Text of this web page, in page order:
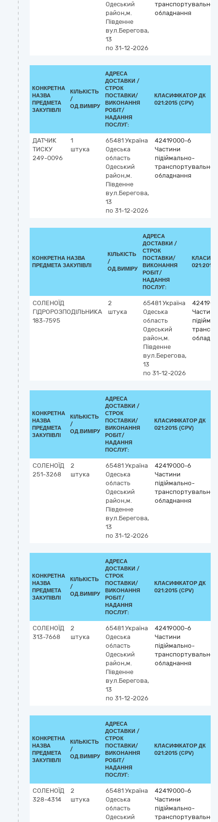
Одеський
район,м.
Південне
вул.Берегова,
13
по 31-12-2026
обладнання
КОНКРЕТНА
НАЗВА
ПРЕДМЕТА
ЗАКУПІВЛІ
КІЛЬКІСТЬ
/
ОД.ВИМІРУ
АДРЕСА
ДОСТАВКИ /
СТРОК
ПОСТАВКИ/
ВИКОНАННЯ
РОБІТ/
НАДАННЯ
ПОСЛУГ:
КЛАСИФІКАТОР ДК
021:2015 (CPV)
ДАТЧИК
ТИСКУ
249-0096
1
штука
65481 Україна
Одеська
область
Одеський
район,м.
Південне
вул.Берегова,
13
по 31-12-2026
42419000-6
Частини
підіймально-
обладнання
КОНКРЕТНА НАЗВА
ПРЕДМЕТА ЗАКУПІВЛІ
КІЛЬКІСТЬ
/
ОД.ВИМІРУ
АДРЕСА
ДОСТАВКИ /
СТРОК
ПОСТАВКИ/
ВИКОНАННЯ
РОБІТ/
НАДАННЯ
ПОСЛУГ:
021:2015
СОЛЕНОЇД
ГІДРОРОЗПОДІЛЬНИКА
183-7595
2
штука
65481 Україна
Одеська
область
Одеський
район,м.
Південне
вул.Берегова,
13
по 31-12-2026
Частини
КОНКРЕТНА
НАЗВА
ПРЕДМЕТА
ЗАКУПІВЛІ
КІЛЬКІСТЬ
/
ОД.ВИМІРУ
АДРЕСА
ДОСТАВКИ /
СТРОК
ПОСТАВКИ/
ВИКОНАННЯ
РОБІТ/
НАДАННЯ
ПОСЛУГ:
КЛАСИФІКАТОР ДК
021:2015 (CPV)
СОЛЕНОЇД
251-3268
2
штука
65481 Україна
Одеська
область
Одеський
район,м.
Південне
вул.Берегова,
13
по 31-12-2026
42419000-6
Частини
підіймально-
обладнання
КОНКРЕТНА
НАЗВА
ПРЕДМЕТА
ЗАКУПІВЛІ
КІЛЬКІСТЬ
/
ОД.ВИМІРУ
АДРЕСА
ДОСТАВКИ /
СТРОК
ПОСТАВКИ/
ВИКОНАННЯ
РОБІТ/
НАДАННЯ
ПОСЛУГ:
КЛАСИФІКАТОР ДК
021:2015 (CPV)
СОЛЕНОЇД
313-7668
2
штука
65481 Україна
Одеська
область
Одеський
район,м.
Південне
вул.Берегова,
13
по 31-12-2026
42419000-6
Частини
підіймально-
обладнання
КОНКРЕТНА
НАЗВА
ПРЕДМЕТА
ЗАКУПІВЛІ
КІЛЬКІСТЬ
/
ОД.ВИМІРУ
АДРЕСА
ДОСТАВКИ /
СТРОК
ПОСТАВКИ/
ВИКОНАННЯ
РОБІТ/
НАДАННЯ
ПОСЛУГ:
КЛАСИФІКАТОР ДК
021:2015 (CPV)
СОЛЕНОЇД
328-4314
2
штука
65481 Україна
Одеська
область
Одеський
42419000-6
Частини
підіймально-